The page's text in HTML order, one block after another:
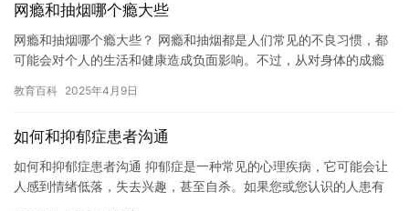
网瘾和抽烟哪个瘾大些
网瘾和抽烟哪个瘾大些？ 网瘾和抽烟都是人们常见的不良习惯，都
可能会对个人的生活和健康造成负面影响。不过，从对身体的成瘾
多…
教育百科 2025年4月9日
如何和抑郁症患者沟通
如何和抑郁症患者沟通 抑郁症是一种常见的心理疾病，它可能会让
人感到情绪低落，失去兴趣，甚至自杀。如果您或您认识的人患有